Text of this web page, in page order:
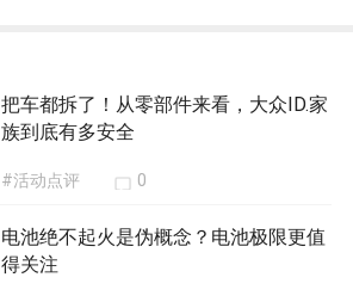
把车都拆了！从零部件来看，大众ID.家
族到底有多安全
#活动点评 0
电池绝不起火是伪概念？电池极限更值
得关注